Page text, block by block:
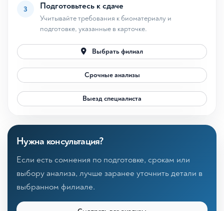
3 Подготовьтесь к сдаче
Учитывайте требования к биоматериалу и
подготовке, указанные в карточке.
Выбрать филиал
Срочные анализы
Выезд специалиста
Нужна консультация?
Если есть сомнения по подготовке, срокам или
выбору анализа, лучше заранее уточнить детали в
выбранном филиале.